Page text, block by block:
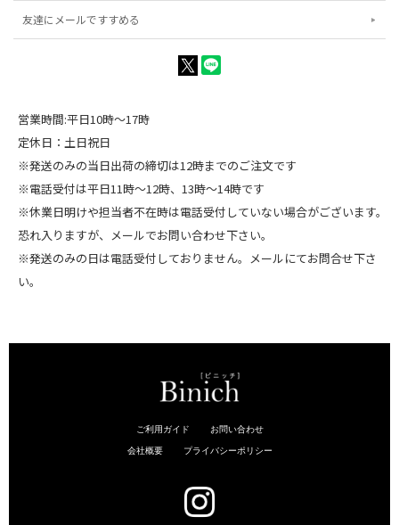
友達にメールですすめる
営業時間:平日10時～17時
定休日：土日祝日
※発送のみの当日出荷の締切は12時までのご注文です
※電話受付は平日11時～12時、13時～14時です
※休業日明けや担当者不在時は電話受付していない場合がございます。
恐れ入りますが、メールでお問い合わせ下さい。
※発送のみの日は電話受付しておりません。メールにてお問合せ下さ
い。